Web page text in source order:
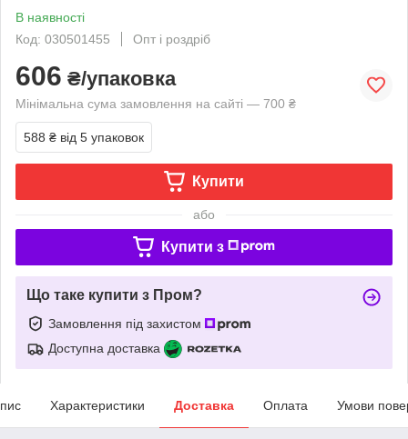
В наявності
Код: 030501455
Опт і роздріб
606 ₴/упаковка
Мінімальна сума замовлення на сайті — 700 ₴
588 ₴ від 5 упаковок
Купити
або
Купити з
Що таке купити з Пром?
Замовлення під захистом
Доступна доставка
Характеристики Доставка Оплата Умови